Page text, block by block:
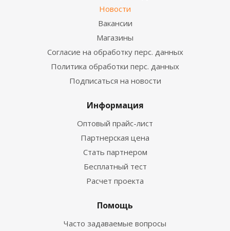
Новости
Вакансии
Магазины
Согласие на обработку перс. данных
Политика обработки перс. данных
Подписаться на новости
Информация
Оптовый прайс-лист
Партнерская цена
Стать партнером
Бесплатный тест
Расчет проекта
Помощь
Часто задаваемые вопросы